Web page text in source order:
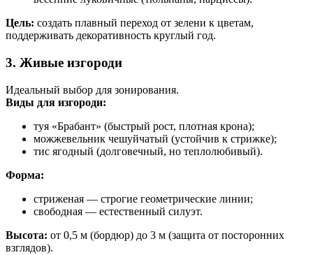
Цель: создать плавный переход от зелени к цветам,
поддерживать декоративность круглый год.
3. Живые изгороди
Идеальный выбор для зонирования.
Виды для изгороди:
туя «Брабант» (быстрый рост, плотная крона);
можжевельник чешуйчатый (устойчив к стрижке);
тис ягодный (долговечный, но теплолюбивый).
Форма:
стриженая — строгие геометрические линии;
свободная — естественный силуэт.
Высота: от 0,5 м (бордюр) до 3 м (защита от посторонних
взглядов).